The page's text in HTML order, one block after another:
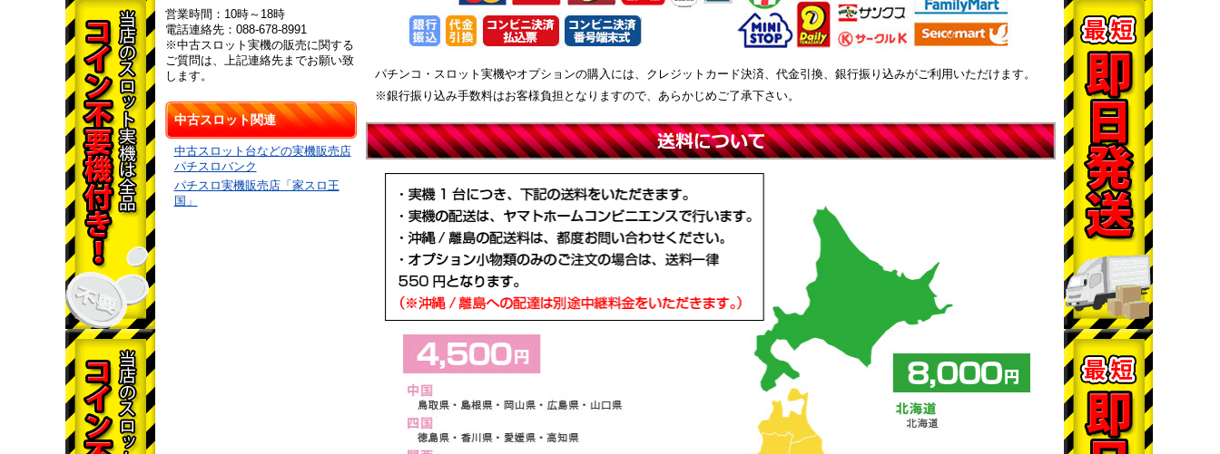
営業時間：10時～18時
電話連絡先：088-678-8991
※中古スロット実機の販売に関する
ご質問は、上記連絡先までお願い致
します。
中古スロット関連
中古スロット台などの実機販売店
パチスロバンク
パチスロ実機販売店「家スロ王
国」
パチンコ・スロット実機やオプションの購入には、クレジットカード決済、代金引換、銀行振り込みがご利用いただけます。
※銀行振り込み手数料はお客様負担となりますので、あらかじめご了承下さい。